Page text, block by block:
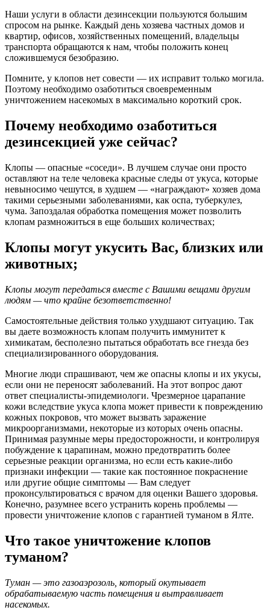
Наши услуги в области дезинсекции пользуются большим
спросом на рынке. Каждый день хозяева частных домов и
квартир, офисов, хозяйственных помещений, владельцы
транспорта обращаются к нам, чтобы положить конец
сложившемуся безобразию.
Помните, у клопов нет совести — их исправит только могила.
Поэтому необходимо озаботиться своевременным
уничтожением насекомых в максимально короткий срок.
Почему необходимо озаботиться
дезинсекцией уже сейчас?
Клопы — опасные «соседи». В лучшем случае они просто
оставляют на теле человека красные следы от укуса, которые
невыносимо чешутся, в худшем — «награждают» хозяев дома
такими серьезными заболеваниями, как оспа, туберкулез,
чума. Запоздалая обработка помещения может позволить
клопам размножиться в еще больших количествах;
Клопы могут укусить Вас, близких или
животных;
Клопы могут передаться вместе с Вашими вещами другим
людям — что крайне безответственно!
Самостоятельные действия только ухудшают ситуацию. Так
вы даете возможность клопам получить иммунитет к
химикатам, бесполезно пытаться обработать все гнезда без
специализированного оборудования.
Многие люди спрашивают, чем же опасны клопы и их укусы,
если они не переносят заболеваний. На этот вопрос дают
ответ специалисты-эпидемиологи. Чрезмерное царапание
кожи вследствие укуса клопа может привести к повреждению
кожных покровов, что может вызвать заражение
микроорганизмами, некоторые из которых очень опасны.
Принимая разумные меры предосторожности, и контролируя
побуждение к царапинам, можно предотвратить более
серьезные реакции организма, но если есть какие-либо
признаки инфекции — такие как постоянное покраснение
или другие общие симптомы — Вам следует
проконсультироваться с врачом для оценки Вашего здоровья.
Конечно, разумнее всего устранить корень проблемы —
провести уничтожение клопов с гарантией туманом в Ялте.
Что такое уничтожение клопов
туманом?
Туман — это газоаэрозоль, который окутывает
обрабатываемую часть помещения и вытравливает
насекомых.